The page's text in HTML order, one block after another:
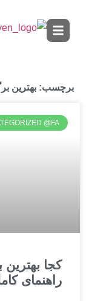
برچسب: بهترین
@FA
کجا بهترین
راهنمای کامل